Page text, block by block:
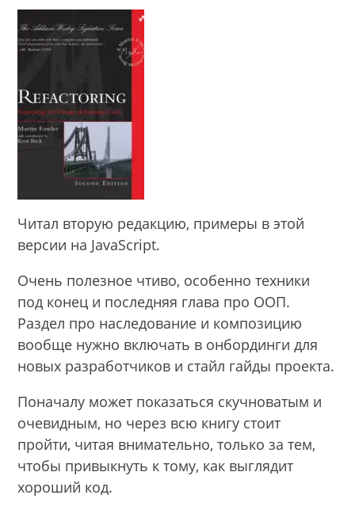
Читал вторую редакцию, примеры в этой
версии на JavaScript.
Очень полезное чтиво, особенно техники
под конец и последняя глава про ООП.
Раздел про наследование и композицию
вообще нужно включать в онбординги для
новых разработчиков и стайл гайды проекта.
Поначалу может показаться скучноватым и
очевидным, но через всю книгу стоит
пройти, читая внимательно, только за тем,
чтобы привыкнуть к тому, как выглядит
хороший код.